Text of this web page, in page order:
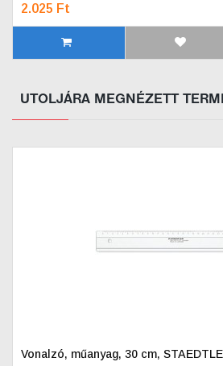
2.025 Ft
UTOLJÁRA MEGNÉZETT
Vonalzó, műanyag, 30 cm,